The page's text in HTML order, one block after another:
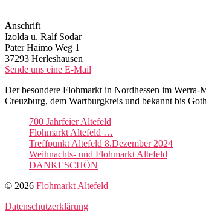
Anschrift
Izolda u. Ralf Sodar
Pater Haimo Weg 1
37293 Herleshausen
Sende uns eine E-Mail
Der besondere Flohmarkt in Nordhessen im
Creuzburg, dem Wartburgkreis und bekannt bis
700 Jahrfeier Altefeld
Flohmarkt Altefeld …
Treffpunkt Altefeld 8.Dezember 2024
Weihnachts- und Flohmarkt Altefeld
DANKESCHÖN
© 2026 Flohmarkt Altefeld
Datenschutzerklärung